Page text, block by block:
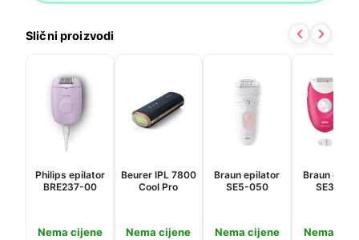
Slični proizvodi
Philips epilator
BRE237-00
Nema cijene
Beurer IPL 7800
Cool Pro
Nema cijene
Braun epilator
SE5-050
Nema cijene
Braun
SE3-202
Nema